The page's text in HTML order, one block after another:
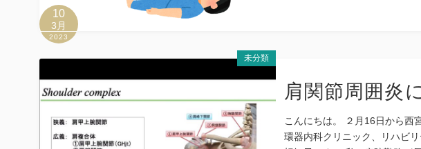
10
3月
2023
未分類
肩関節周囲炎
こんにちは。 ２月16日から西
環器内科クリニック、リハビ